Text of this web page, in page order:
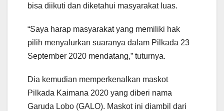
bisa diikuti dan diketahui masyarakat luas.
“Saya harap masyarakat yang memiliki hak
pilih menyalurkan suaranya dalam Pilkada 23
September 2020 mendatang,” tuturnya.
Dia kemudian memperkenalkan maskot
Pilkada Kaimana 2020 yang diberi nama
Garuda Lobo (GALO). Maskot ini diambil dari